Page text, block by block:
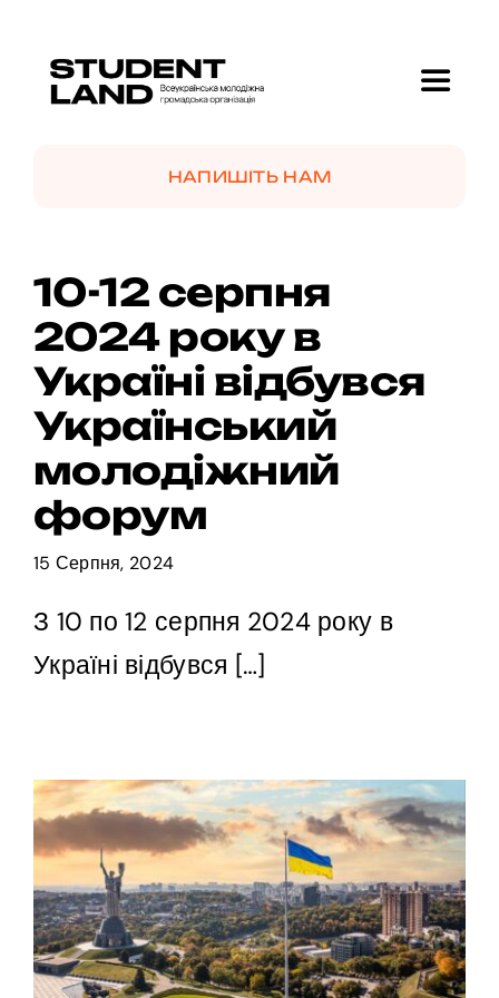
content
Toggle
Проекти
GolfMotion 🏌️
Новини
НАПИШІТЬ НАМ
10-12 серпня
2024 року в
Україні відбувся
Український
молодіжний
форум
15 Серпня, 2024
З 10 по 12 серпня 2024 року в
Україні відбувся […]